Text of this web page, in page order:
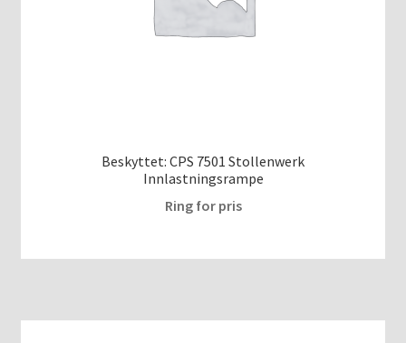
Beskyttet: CPS 7501 Stollenwerk
Innlastningsrampe
Ring for pris